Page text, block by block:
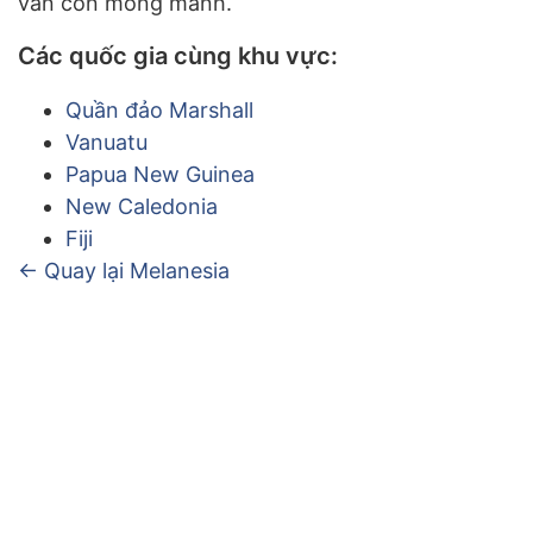
Các quốc gia cùng khu vực:
Quần đảo Marshall
Vanuatu
Papua New Guinea
New Caledonia
Fiji
← Quay lại Melanesia